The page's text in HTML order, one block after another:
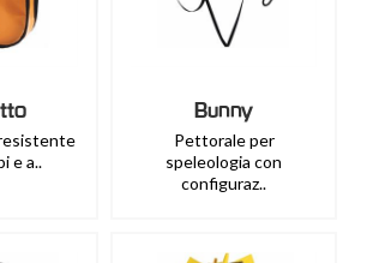
e a..
Bunny
Pettorale per
speleologia con
configuraz..